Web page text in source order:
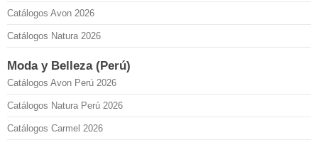
Catálogos Avon 2026
Catálogos Natura 2026
Moda y Belleza (Perú)
Catálogos Avon Perú 2026
Catálogos Natura Perú 2026
Catálogos Carmel 2026